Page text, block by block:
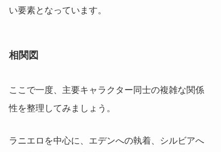
い要素となっています。
相関図
ここで一度、主要キャラクター同士の複雑な関係
性を整理してみましょう。
ラニエロを中心に、エデンへの執着、シルビアへ